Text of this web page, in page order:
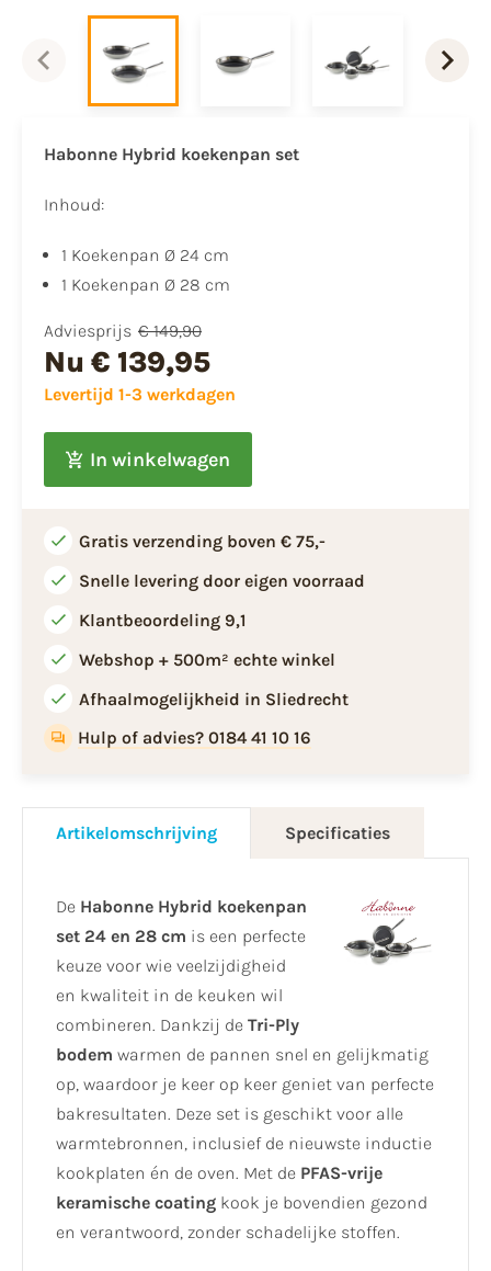
Habonne Hybrid koekenpan set
Inhoud:
​1 Koekenpan Ø 24 cm
1 Koekenpan Ø 28 cm
Adviesprijs € 149,90
Nu € 139,95
Levertijd 1-3 werkdagen
In winkelwagen
Gratis verzending boven € 75,-
Snelle levering door eigen voorraad
Klantbeoordeling 9,1
Webshop + 500m² echte winkel
Afhaalmogelijkheid in Sliedrecht
Hulp of advies? 0184 41 10 16
Artikelomschrijving Specificaties
De Habonne Hybrid koekenpan
set 24 en 28 cm is een perfecte
keuze voor wie veelzijdigheid
en kwaliteit in de keuken wil
combineren. Dankzij de Tri-Ply
bodem warmen de pannen snel en gelijkmatig
op, waardoor je keer op keer geniet van perfecte
bakresultaten. Deze set is geschikt voor alle
warmtebronnen, inclusief de nieuwste inductie
kookplaten én de oven. Met de PFAS-vrije
keramische coating kook je bovendien gezond
en verantwoord, zonder schadelijke stoffen.